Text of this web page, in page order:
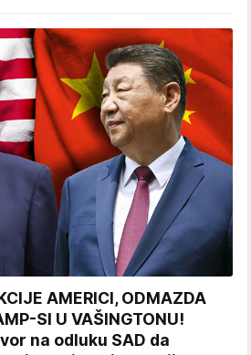
AMERICI, ODMAZDA
SI U VAŠINGTONU!
na odluku SAD da